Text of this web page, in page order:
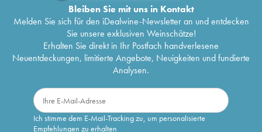
Bleiben Sie mit uns in Kontakt
Melden Sie sich für den iDealwine-Newsletter an und entdecken
Sie unsere exklusiven Weinschätze!
Erhalten Sie direkt in Ihr Postfach handverlesene
Neuentdeckungen, limitierte Angebote, Neuigkeiten und fundierte
Analysen.
Ich stimme dem E-Mail-Tracking zu, um personalisierte
Empfehlungen zu erhalten